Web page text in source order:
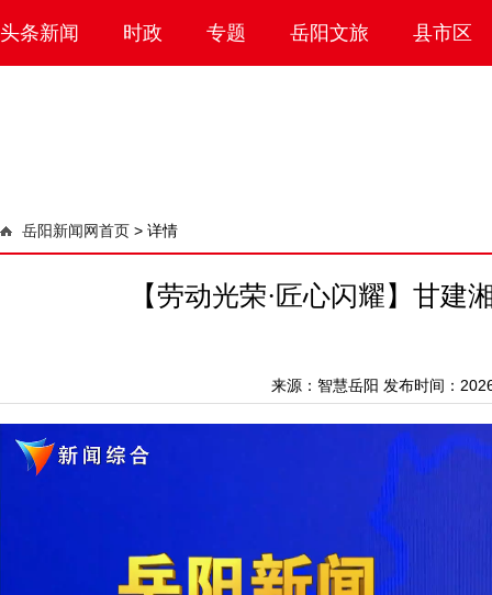
头条新闻 时政 专题 岳阳文旅 县市区
岳阳新闻网首页 > 详情
【劳动光荣·匠心闪耀】甘建
来源： 智慧岳阳 发布时间：